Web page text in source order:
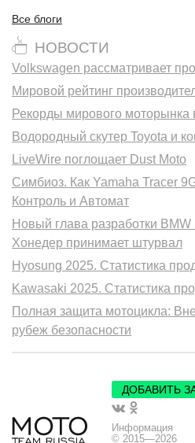
Все блоги
НОВОСТИ
Volkswagen рассматривает
Мировой рейтинг
Рекорды мирового моторынка
Водородный скутер Toyota и
LiveWire поглощает Dust Moto
Симбиоз. Как Yamaha Tracer
Контроль и Автомат
Новый глава разработки
Хонедер принимает штурвал
Hyosung 2025. Статистика
Kawasaki 2025. Статистика
Полная защита мотоцикла:
рубеж безопасности
ДОБАВИТЬ
Информация
© 2015—2026